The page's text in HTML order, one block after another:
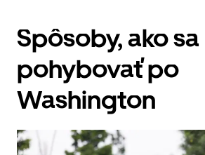
vyber
dátum.
zatvoríš
stlačením
klávesu
Esc.
Spôsoby, ako sa
pohybovať po
Washington